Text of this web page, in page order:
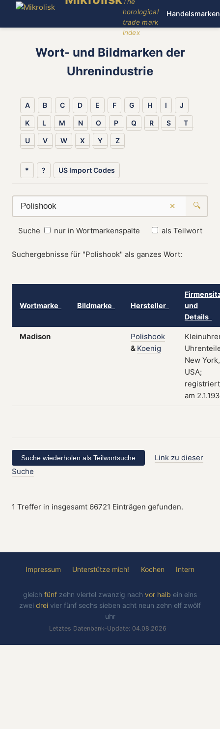
horological
trade mark
index
Handelsmarken
Wort- und Bildmarken der
Uhrenindustrie
A B C D E F G H I J
K L M N O P Q R S T
U V W X Y Z
* ? US Import Codes
× 🔍
Suche nur in Wortmarkenspalte als Teilwort
Suchergebnisse für "Polishook" als ganzes Wort:
Wortmarke Bildmarke Hersteller
und
Details
Madison
Polishook
& Koenig
New York,
USA;
registriert
am
Link zu dieser
Suche
1 Treffer in insgesamt 66721 Einträgen gefunden.
Impressum Unterstütze mich! Kochen Intern
gleich fünf zehn viertel zwanzig nach vor halb ein eins
zwei drei vier fünf sechs sieben acht neun zehn elf zwölf
uhr
Letztes Datenbank-Update: 04.08.2026